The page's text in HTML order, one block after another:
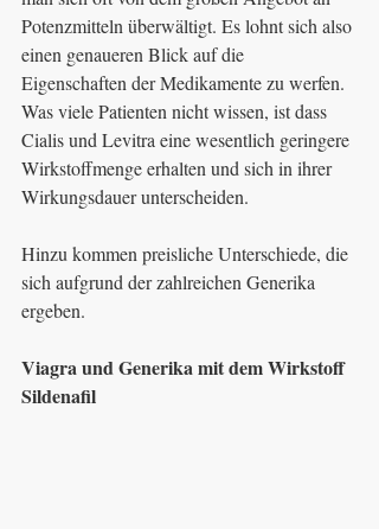
Potenzmitteln überwältigt. Es lohnt sich also
einen genaueren Blick auf die
Eigenschaften der Medikamente zu werfen.
Was viele Patienten nicht wissen, ist dass
Cialis und Levitra eine wesentlich geringere
Wirkstoffmenge erhalten und sich in ihrer
Wirkungsdauer unterscheiden.
Hinzu kommen preisliche Unterschiede, die
sich aufgrund der zahlreichen Generika
ergeben.
Viagra und Generika mit dem Wirkstoff
Sildenafil